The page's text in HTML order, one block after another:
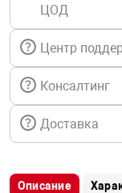
техника
автомобили
информации
ЦОД
Центр
Консалтинг
Доставка
Описание